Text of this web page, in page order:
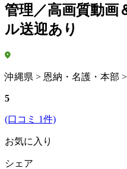
管理／高画質動画
ル送迎あり
沖縄県 > 恩納・名護・本部
5
(口コミ 1件)
お気に入り
シェア